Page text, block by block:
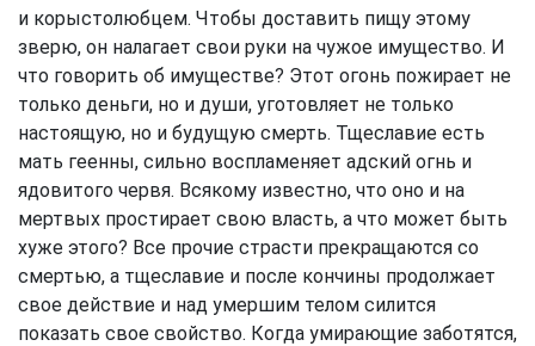
и корыстолюбцем. Чтобы доставить пищу этому
зверю, он налагает свои руки на чужое имущество. И
что говорить об имуществе? Этот огонь пожирает не
только деньги, но и души, уготовляет не только
настоящую, но и будущую смерть. Тщеславие есть
мать геенны, сильно воспламеняет адский огнь и
ядовитого червя. Всякому известно, что оно и на
мертвых простирает свою власть, а что может быть
хуже этого? Все прочие страсти прекращаются со
смертью, а тщеславие и после кончины продолжает
свое действие и над умершим телом силится
показать свое свойство. Когда умирающие заботятся,